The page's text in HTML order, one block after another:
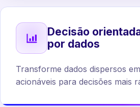
Decisão
por dados
Transforme dados dispersos
acionáveis para decisões mais